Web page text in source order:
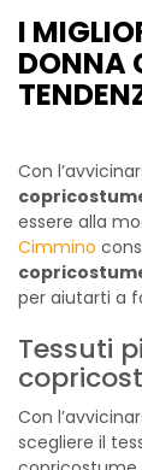
I
DONNA
Con
essere alla
Cimmino
per aiutarti a
Tessuti
Con
scegliere il